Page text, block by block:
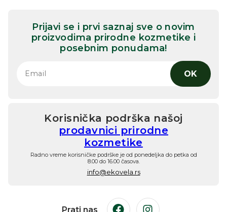
Prijavi se i prvi saznaj sve o novim
proizvodima prirodne kozmetike i
posebnim ponudama!
OK
Korisnička podrška našoj
prodavnici prirodne
kozmetike
Radno vreme korisničke podrške je od ponedeljka do petka od
8.00 do 16.00 časova.
info@ekovela.rs
Prati nas